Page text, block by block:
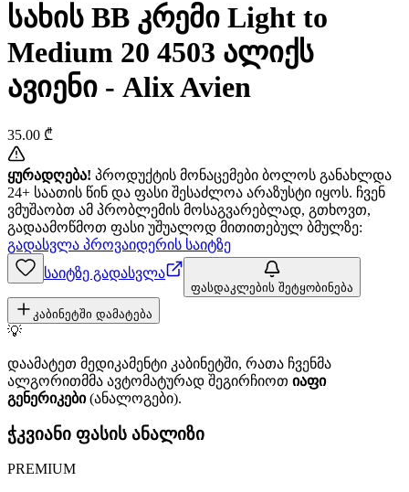
სახის BB კრემი Light to
Medium 20 4503 ალიქს
ავიენი - Alix Avien
35.00 ₾
ყურადღება! პროდუქტის მონაცემები ბოლოს განახლდა
24+ საათის წინ და ფასი შესაძლოა არაზუსტი იყოს. ჩვენ
ვმუშაობთ ამ პრობლემის მოსაგვარებლად, გთხოვთ,
გადაამოწმოთ ფასი უშუალოდ მითითებულ ბმულზე:
გადასვლა პროვაიდერის საიტზე
საიტზე გადასვლა
ფასდაკლების შეტყობინება
კაბინეტში დამატება
💡
დაამატეთ მედიკამენტი კაბინეტში, რათა ჩვენმა
ალგორითმმა ავტომატურად შეგირჩიოთ იაფი
გენერიკები(ანალოგები).
ჭკვიანი ფასის ანალიზი
PREMIUM